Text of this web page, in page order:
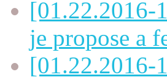
[01.22.2016-
je propose a
[01.22.2016-